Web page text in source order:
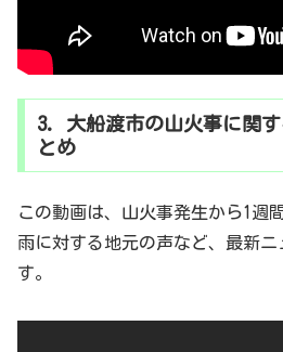
3. 大船渡市の山火事に関
とめ
この動画は、山火事発生から1週
雨に対する地元の声など、最新
す。